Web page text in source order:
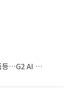
‘中 D램 굴기’ CXMT, 데뷔 첫날 466% 폭등…G2 AI 패권 ‘쩐의 전쟁’